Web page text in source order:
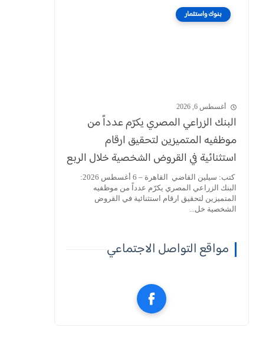
بنوك واستثمار
أغسطس 6, 2026
البنك الزراعي المصري يكرّم عدداً من
موظفيه المتميزين لتحقيق ارقام
استثنائية في القروض الشخصية خلال الربع
الأول من 2026
كتب: سيلين القاضي القاهرة – 6 أغسطس 2026:
البنك الزراعي المصري يكرّم عدداً من موظفيه
المتميزين لتحقيق ارقام استثنائية في القروض
الشخصية خل...
مواقع التواصل الاجتماعي